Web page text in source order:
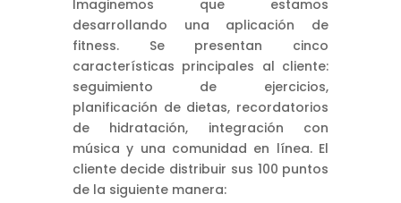
Imaginemos que estamos
desarrollando una aplicación de
fitness. Se presentan cinco
características principales al cliente:
seguimiento de ejercicios,
planificación de dietas, recordatorios
de hidratación, integración con
música y una comunidad en línea. El
cliente decide distribuir sus 100 puntos
de la siguiente manera: